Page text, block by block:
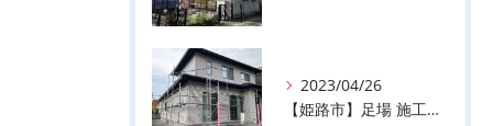
2023/04/26
【姫路市】足場 施工事例のご紹介♪【株式会社ever】